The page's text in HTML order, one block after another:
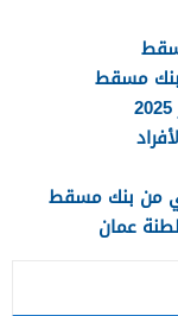
مسقط
من بنك مسقط
عمان